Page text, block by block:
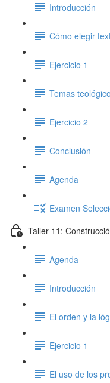
Introducción
Cómo elegir
Ejercicio 1
Temas
Ejercicio 2
Conclusión
Agenda
Examen
Taller 11:
Agenda
Introducción
El orden y la
Ejercicio 1
El uso de los